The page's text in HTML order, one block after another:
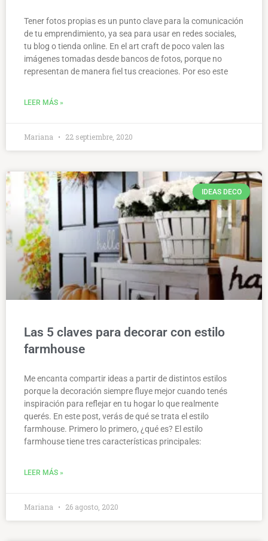
Tener fotos propias es un punto clave para la comunicación
de tu emprendimiento, ya sea para usar en redes sociales,
tu blog o tienda online. En el art craft de poco valen las
imágenes tomadas desde bancos de fotos, porque no
representan de manera fiel tus creaciones. Por eso este
LEER MÁS »
Mariana 22 septiembre, 2020
IDEAS DECO
Las 5 claves para decorar con estilo
farmhouse
Me encanta compartir ideas a partir de distintos estilos
porque la decoración siempre fluye mejor cuando tenés
inspiración para reflejar en tu hogar lo que realmente
querés. En este post, verás de qué se trata el estilo
farmhouse. Primero lo primero, ¿qué es? El estilo
farmhouse tiene tres características principales:
LEER MÁS »
Mariana 26 agosto, 2020